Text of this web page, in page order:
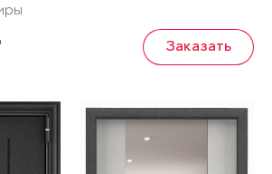
Заказать